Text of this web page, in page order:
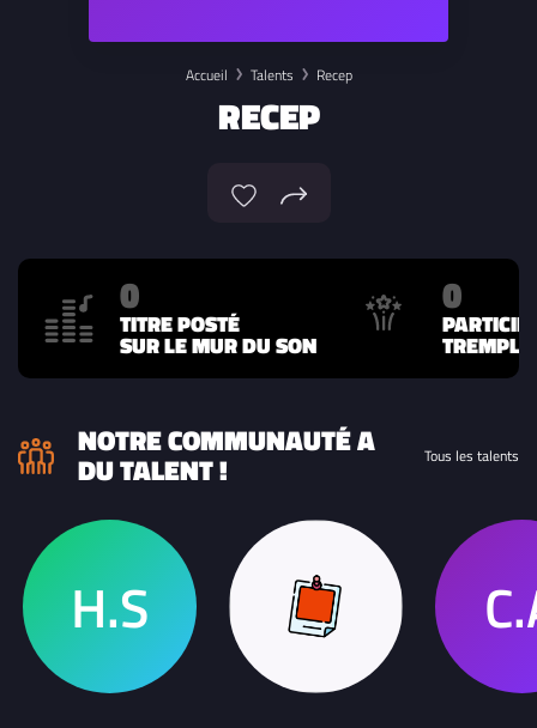
Accueil Talents Recep
RECEP
0
TITRE POSTÉ
SUR LE MUR DU SON
0
NOTRE COMMUNAUTÉ A
DU TALENT ! Tous les talents